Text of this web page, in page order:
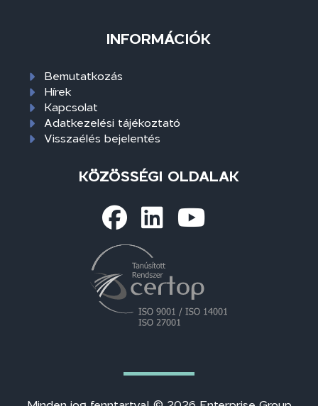
INFORMÁCIÓK
Bemutatkozás
Hírek
Kapcsolat
Adatkezelési tájékoztató
Visszaélés bejelentés
KÖZÖSSÉGI OLDALAK